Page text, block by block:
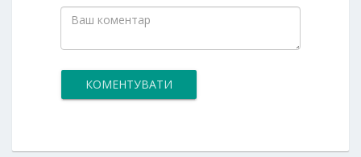
КОМЕНТУВАТИ